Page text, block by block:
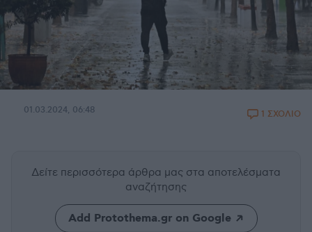
01.03.2024, 06:48 1 ΣΧΟΛΙΟ
Δείτε περισσότερα άρθρα μας στα αποτελέσματα
αναζήτησης
Add Protothema.gr on Google